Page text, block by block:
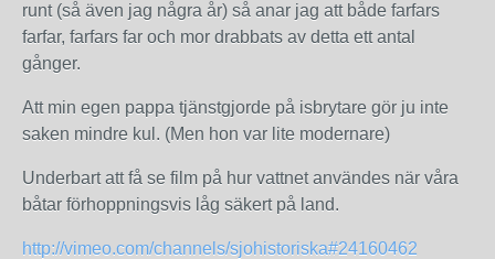
runt (så även jag några år) så anar jag att både farfars
farfar, farfars far och mor drabbats av detta ett antal
gånger.
Att min egen pappa tjänstgjorde på isbrytare gör ju inte
saken mindre kul. (Men hon var lite modernare)
Underbart att få se film på hur vattnet användes när våra
båtar förhoppningsvis låg säkert på land.
http://vimeo.com/channels/sjohistoriska#24160462